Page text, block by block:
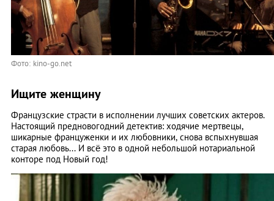
Фото: kino-go.net
Ищите женщину
Французские страсти в исполнении лучших советских актеров.
Настоящий предновогодний детектив: ходячие мертвецы,
шикарные француженки и их любовники, снова вспыхнувшая
старая любовь... И всё это в одной небольшой нотариальной
конторе под Новый год!